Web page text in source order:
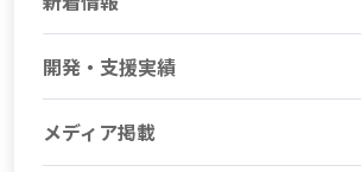
開発・支援実績
メディア掲載